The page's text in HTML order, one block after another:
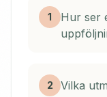
1
Hur ser
2
Vilka